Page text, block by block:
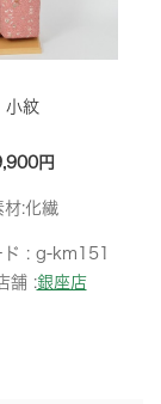
小紋
円
材:化繊
ド : g-km151
舗 :銀座店